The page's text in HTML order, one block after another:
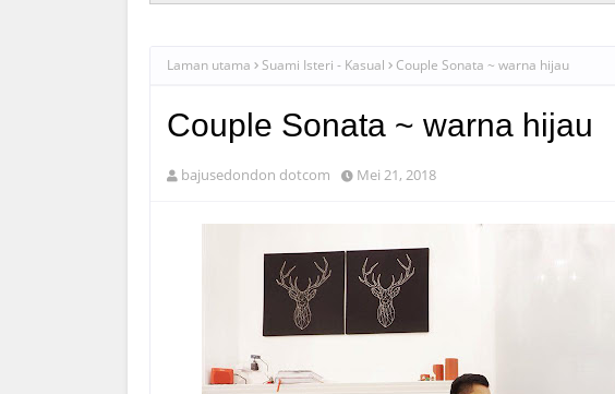
Laman utama Suami Isteri - Kasual Couple Sonata ~ warna hijau
Couple Sonata ~ warna hijau
bajusedondon dotcom Mei 21, 2018